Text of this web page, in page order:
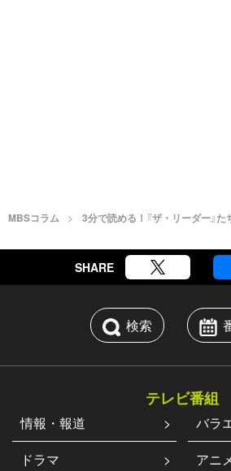
MBSコラム 3分で読める！『ザ・リーダー』
SHARE
検索
テレビ番組
情報・報道
バラ
ドラマ
アニ